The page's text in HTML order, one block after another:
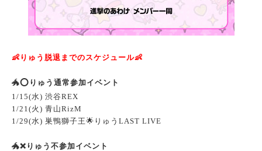
👶りゅう脱退までのスケジュール👶
🐲⭕️りゅう通常参加イベント
1/15(水) 渋谷REX
1/21(火) 青山RizM
1/29(水) 巣鴨獅子王🌟りゅうLAST LIVE
🐲❌りゅう不参加イベント